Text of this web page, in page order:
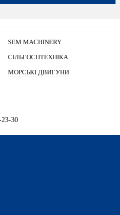
SEM MACHINERY
СІЛЬГОСПТЕХНІКА
МОРСЬКІ ДВИГУНИ
23-30